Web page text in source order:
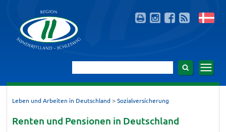
Leben und Arbeiten in Deutschland > Sozialversicherung
Renten und Pensionen in Deutschland